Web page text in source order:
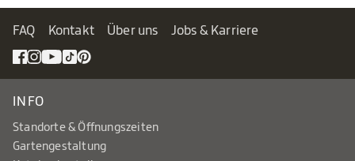
FAQ Kontakt Über uns Jobs & Karriere
INFO
Standorte & Öffnungszeiten
Gartengestaltung